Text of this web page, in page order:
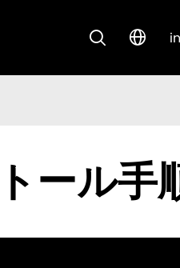
 
ール手